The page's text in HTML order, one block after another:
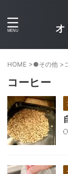
オ
HOME >●その他 >
コーヒー